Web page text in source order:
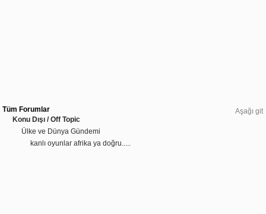
Aşağı git
Tüm Forumlar
Konu Dışı / Off Topic
Ülke ve Dünya Gündemi
kanlı oyunlar afrika ya doğru.....